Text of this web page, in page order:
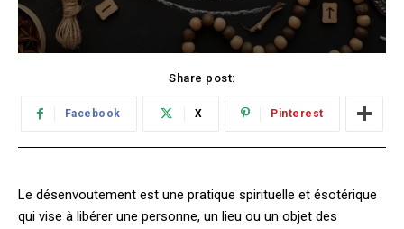
Share post:
Facebook X Pinterest
Le désenvoutement est une pratique spirituelle et ésotérique
qui vise à libérer une personne, un lieu ou un objet des